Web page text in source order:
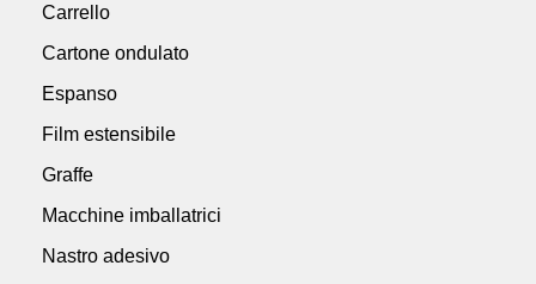
Carrello
Cartone ondulato
Espanso
Film estensibile
Graffe
Macchine imballatrici
Nastro adesivo